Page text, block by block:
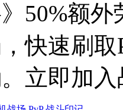
》50%额
快速刷
立即加